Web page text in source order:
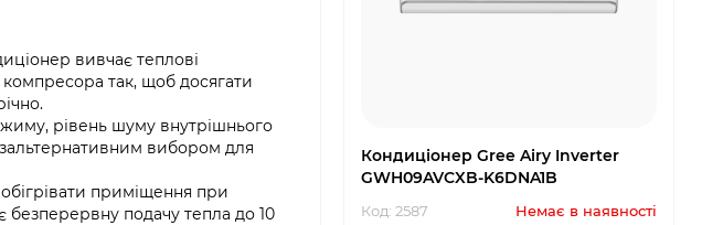
вивчає теплові
так, щоб досягати
рівень шуму внутрішнього
вибором для
приміщення при
безперервну подачу тепла до 10
Кондиціонер Gree Airy Inverter
GWH09AVCXB-K6DNA1B
Код: 2587 Немає в наявності